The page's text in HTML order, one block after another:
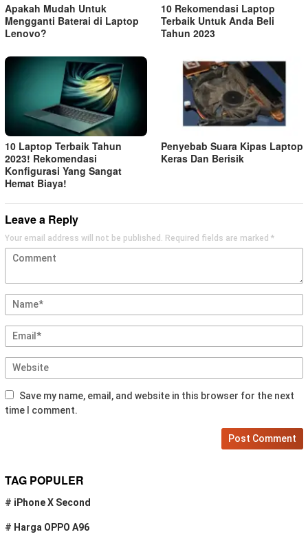
Apakah Mudah Untuk
Mengganti Baterai di Laptop
Lenovo?
10 Rekomendasi Laptop
Terbaik Untuk Anda Beli
Tahun 2023
10 Laptop Terbaik Tahun
2023! Rekomendasi
Konfigurasi Yang Sangat
Hemat Biaya!
Penyebab Suara Kipas Laptop
Keras Dan Berisik
Leave a Reply
Your email address will not be published. Required fields are marked *
Save my name, email, and website in this browser for the next
time I comment.
TAG POPULER
# iPhone X Second
# Harga OPPO A96